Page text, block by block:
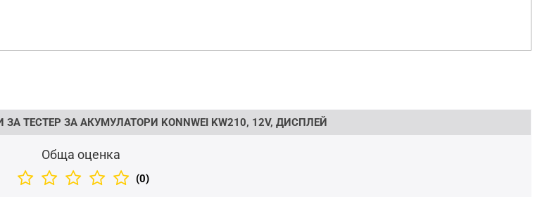
ТЕСТЕР ЗА АКУМУЛАТОРИ KONNWEI KW210, 12V, ДИСПЛЕЙ
Обща оценка
(0)